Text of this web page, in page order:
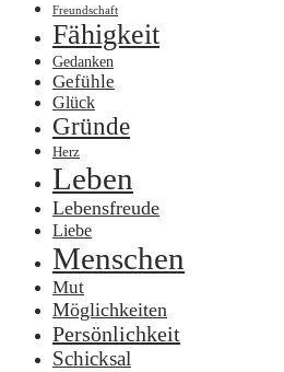
Freundschaft
Fähigkeit
Gedanken
Gefühle
Glück
Gründe
Herz
Leben
Lebensfreude
Liebe
Menschen
Mut
Möglichkeiten
Persönlichkeit
Schicksal